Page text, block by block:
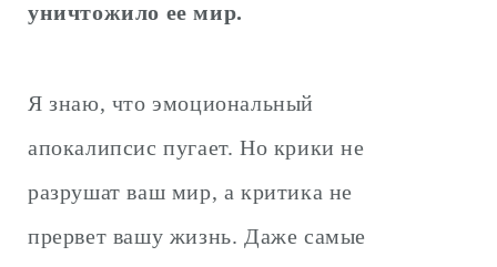
уничтожило ее мир.
Я знаю, что эмоциональный
апокалипсис пугает. Но крики не
разрушат ваш мир, а критика не
прервет вашу жизнь. Даже самые